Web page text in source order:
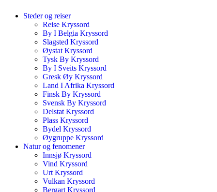
Steder og reiser
Reise Kryssord
By I Belgia Kryssord
Slagsted Kryssord
Øystat Kryssord
Tysk By Kryssord
By I Sveits Kryssord
Gresk Øy Kryssord
Land I Afrika Kryssord
Finsk By Kryssord
Svensk By Kryssord
Delstat Kryssord
Plass Kryssord
Bydel Kryssord
Øygruppe Kryssord
Natur og fenomener
Innsjø Kryssord
Vind Kryssord
Urt Kryssord
Vulkan Kryssord
Bergart Kryssord